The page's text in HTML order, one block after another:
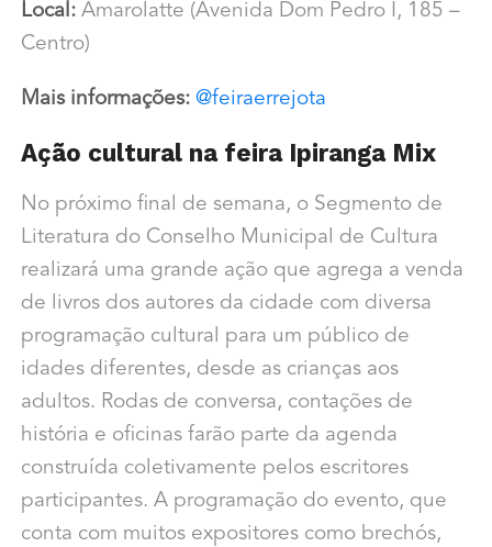
Local: Amarolatte (Avenida Dom Pedro I, 185 –
Centro)
Mais informações: @feiraerrejota
Ação cultural na feira Ipiranga Mix
No próximo final de semana, o Segmento de
Literatura do Conselho Municipal de Cultura
realizará uma grande ação que agrega a venda
de livros dos autores da cidade com diversa
programação cultural para um público de
idades diferentes, desde as crianças aos
adultos. Rodas de conversa, contações de
história e oficinas farão parte da agenda
construída coletivamente pelos escritores
participantes. A programação do evento, que
conta com muitos expositores como brechós,